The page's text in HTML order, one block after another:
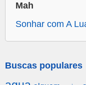
Mah
Sonhar com A
Buscas populares